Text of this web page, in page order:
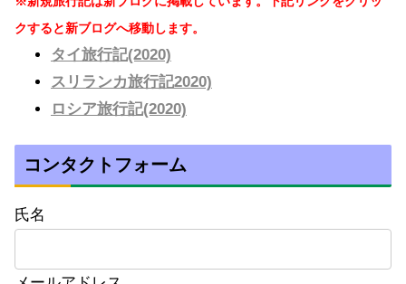
クすると新ブログへ移動します。
タイ旅行記(2020)
スリランカ旅行記2020)
ロシア旅行記(2020)
コンタクトフォーム
氏名